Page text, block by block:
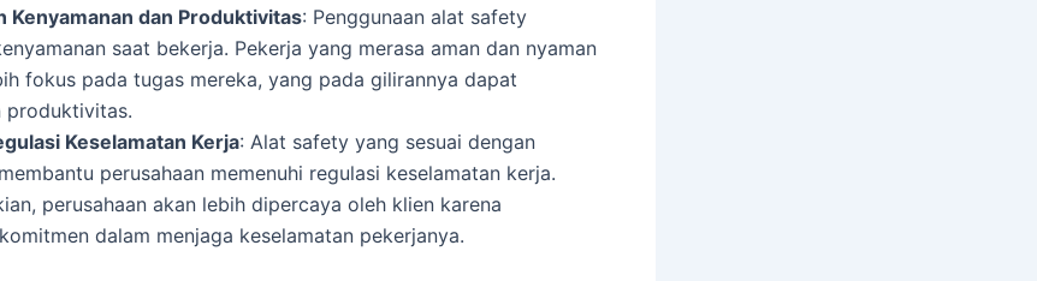
Kenyamanan dan Produktivitas: Penggunaan alat safety
saat bekerja. Pekerja yang merasa aman dan nyaman
fokus pada tugas mereka, yang pada gilirannya dapat
produktivitas.
Keselamatan Kerja: Alat safety yang sesuai dengan
perusahaan memenuhi regulasi keselamatan kerja.
perusahaan akan lebih dipercaya oleh klien karena
dalam menjaga keselamatan pekerjanya.